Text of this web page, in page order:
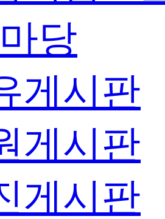
당
게시판
게시판
게시판